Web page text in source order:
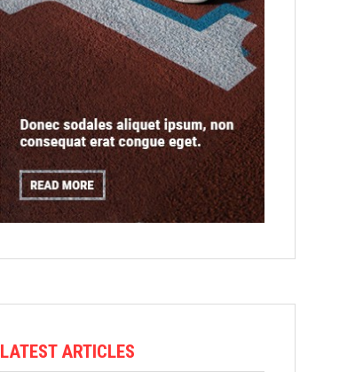
LATEST ARTICLES